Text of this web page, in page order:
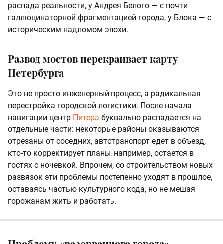
распада реальности, у Андрея Белого — с почти
галлюцинаторной фрагментацией города, у Блока — с
историческим надломом эпохи.
Развод мостов перекраивает карту
Петербурга
Это не просто инженерный процесс, а радикальная
перестройка городской логистики. После начала
навигации центр Питера буквально распадается на
отдельные части: некоторые районы оказываются
отрезаны от соседних, автотранспорт едет в объезд,
кто-то корректирует планы, например, остается в
гостях с ночевкой. Впрочем, со строительством новых
развязок эти проблемы постепенно уходят в прошлое,
оставаясь частью культурного кода, но не мешая
горожанам жить и работать.